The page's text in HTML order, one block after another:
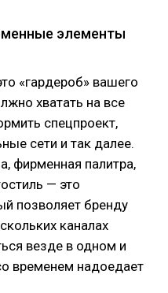
элементы
«гардероб» вашего
хватать на все
спецпроект,
сети и так далее.
фирменная палитра,
— это
позволяет бренду
каналах
везде в одном и
временем надоедает